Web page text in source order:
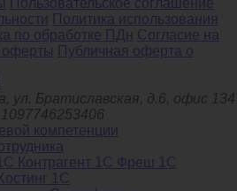
Пользовательское соглашение
Политика использования
по обработке ПДн Cогласие на
оферты Публичная оферта о
ул. Братиславская, д.6, офис 134
Контрагент 1С Фреш
1С
1С